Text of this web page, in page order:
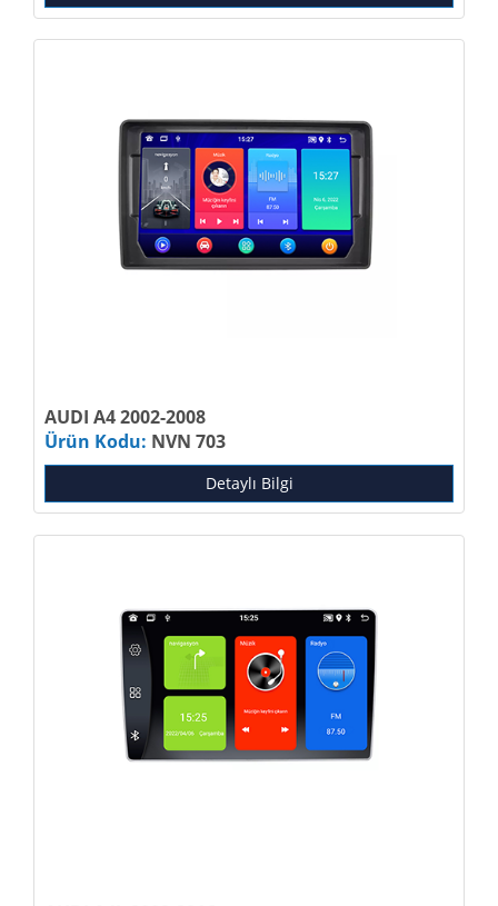
AUDI A4 2002-2008
Ürün Kodu: NVN 703
Detaylı Bilgi